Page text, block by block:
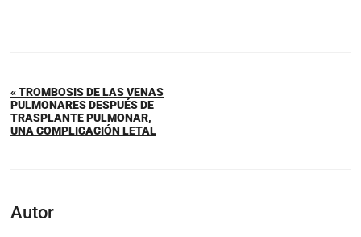
« TROMBOSIS DE LAS VENAS
PULMONARES DESPUÉS DE
TRASPLANTE PULMONAR,
UNA COMPLICACIÓN LETAL
Autor